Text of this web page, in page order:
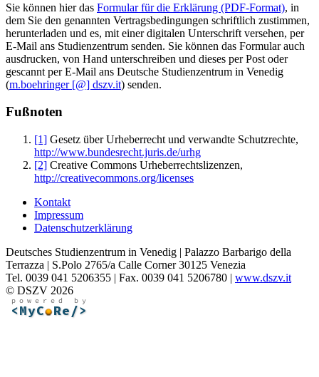
Sie können hier das Formular für die Erklärung (PDF-Format), in
dem Sie den genannten Vertragsbedingungen schriftlich zustimmen,
herunterladen und es, mit einer digitalen Unterschrift versehen, per
E-Mail ans Studienzentrum senden. Sie können das Formular auch
ausdrucken, von Hand unterschreiben und dieses per Post oder
gescannt per E-Mail ans Deutsche Studienzentrum in Venedig
(m.boehringer [@] dszv.it) senden.
Fußnoten
[1] Gesetz über Urheberrecht und verwandte Schutzrechte,
http://www.bundesrecht.juris.de/urhg
[2] Creative Commons Urheberrechtslizenzen,
http://creativecommons.org/licenses
Kontakt
Impressum
Datenschutzerklärung
Deutsches Studienzentrum in Venedig | Palazzo Barbarigo della
Terrazza | S.Polo 2765/a Calle Corner 30125 Venezia
Tel. 0039 041 5206355 | Fax. 0039 041 5206780 | www.dszv.it
© DSZV 2026